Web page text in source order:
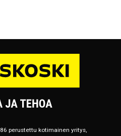
perustettu kotimainen yritys,